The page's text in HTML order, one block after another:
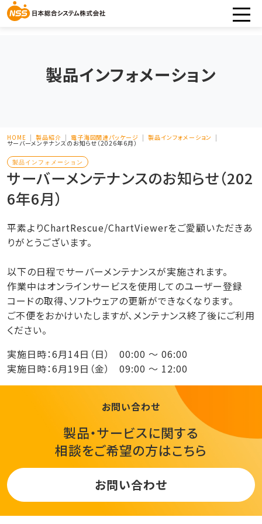
製品インフォメーション
HOME 製品紹介 電子海図関連パッケージ 製品インフォメーション
サーバーメンテナンスのお知らせ（2026年6月）
製品インフォメーション
サーバーメンテナンスのお知らせ（202
6年6月）
平素よりChartRescue/ChartViewerをご愛顧いただきあ
りがとうございます。
以下の日程でサーバーメンテナンスが実施されます。
作業中はオンラインサービスを使用してのユーザー登録
コードの取得、ソフトウェアの更新ができなくなります。
ご不便をおかけいたしますが、メンテナンス終了後にご利用
ください。
実施日時：6月14日（日） 00:00 ～ 06:00
実施日時：6月19日（金） 09:00 ～ 12:00
お問い合わせ
製品・サービスに関する
相談をご希望の方はこちら
お問い合わせ